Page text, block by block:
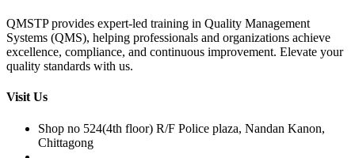
QMSTP provides expert-led training in Quality Management
Systems (QMS), helping professionals and organizations achieve
excellence, compliance, and continuous improvement. Elevate your
quality standards with us.
Visit Us
Shop no 524(4th floor) R/F Police plaza, Nandan Kanon,
Chittagong